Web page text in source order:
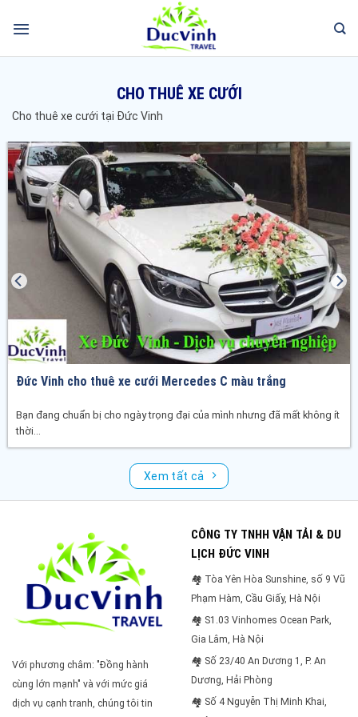
CHO THUÊ XE CƯỚI
Cho thuê xe cưới tại Đức Vinh
Đức Vinh cho thuê xe cưới Mercedes C màu trắng
Bạn đang chuẩn bị cho ngày trọng đại của mình nhưng đã mất không ít
thời...
Xem tất cả
Với phương châm: "Đồng hành
cùng lớn mạnh" và với mức giá
dịch vụ cạnh tranh, chúng tôi tin
CÔNG TY TNHH VẬN TẢI & DU
LỊCH ĐỨC VINH
🏘 Tòa Yên Hòa Sunshine, số 9 Vũ
Phạm Hàm, Cầu Giấy, Hà Nội
🏘 S1.03 Vinhomes Ocean Park,
Gia Lâm, Hà Nội
🏘 Số 23/40 An Dương 1, P. An
Dương, Hải Phòng
🏘 Số 4 Nguyễn Thị Minh Khai,